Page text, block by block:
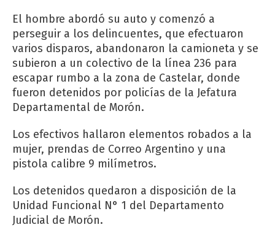
El hombre abordó su auto y comenzó a
perseguir a los delincuentes, que efectuaron
varios disparos, abandonaron la camioneta y se
subieron a un colectivo de la línea 236 para
escapar rumbo a la zona de Castelar, donde
fueron detenidos por policías de la Jefatura
Departamental de Morón.
Los efectivos hallaron elementos robados a la
mujer, prendas de Correo Argentino y una
pistola calibre 9 milímetros.
Los detenidos quedaron a disposición de la
Unidad Funcional N° 1 del Departamento
Judicial de Morón.